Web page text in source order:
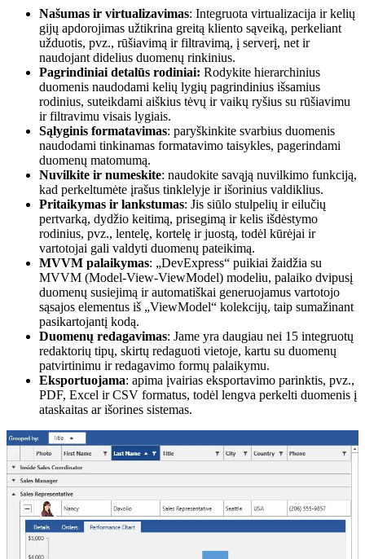
Našumas ir virtualizavimas: Integruota virtualizacija ir kelių
gijų apdorojimas užtikrina greitą kliento sąveiką, perkeliant
užduotis, pvz., rūšiavimą ir filtravimą, į serverį, net ir
naudojant didelius duomenų rinkinius.
Pagrindiniai detalūs rodiniai: Rodykite hierarchinius
duomenis naudodami kelių lygių pagrindinius išsamius
rodinius, suteikdami aiškius tėvų ir vaikų ryšius su rūšiavimu
ir filtravimu visais lygiais.
Sąlyginis formatavimas: paryškinkite svarbius duomenis
naudodami tinkinamas formatavimo taisykles, pagerindami
duomenų matomumą.
Nuvilkite ir numeskite: naudokite savąją nuvilkimo funkciją,
kad perkeltumėte įrašus tinklelyje ir išorinius valdiklius.
Pritaikymas ir lankstumas: Jis siūlo stulpelių ir eilučių
pertvarką, dydžio keitimą, prisegimą ir kelis išdėstymo
rodinius, pvz., lentelę, kortelę ir juostą, todėl kūrėjai ir
vartotojai gali valdyti duomenų pateikimą.
MVVM palaikymas: „DevExpress“ puikiai žaidžia su
MVVM (Model-View-ViewModel) modeliu, palaiko dvipusį
duomenų susiejimą ir automatiškai generuojamus vartotojo
sąsajos elementus iš „ViewModel“ kolekcijų, taip sumažinant
pasikartojantį kodą.
Duomenų redagavimas: Jame yra daugiau nei 15 integruotų
redaktorių tipų, skirtų redaguoti vietoje, kartu su duomenų
patvirtinimu ir redagavimo formų palaikymu.
Eksportuojama: apima įvairias eksportavimo parinktis, pvz.,
PDF, Excel ir CSV formatus, todėl lengva perkelti duomenis į
ataskaitas ar išorines sistemas.